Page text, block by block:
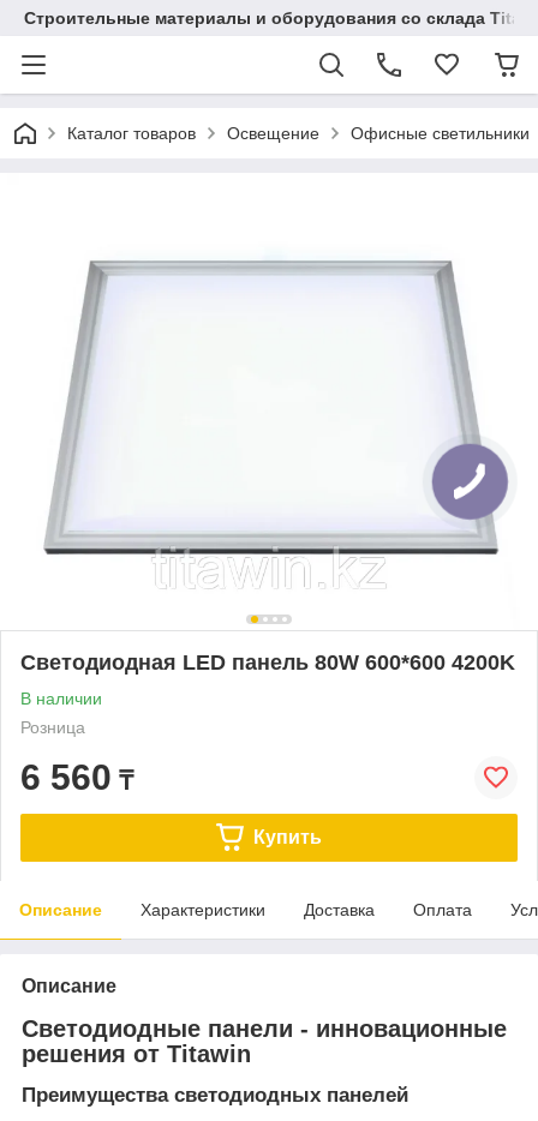
Строительные материалы и оборудования со склада
Каталог товаров Освещение Офисные светильники
Светодиодная LED панель 80W 600*600 4200K
В наличии
Розница
6 560 ₸
Купить
Описание Характеристики Доставка Оплата
Описание
Светодиодные панели - инновационные
решения от Titawin
Преимущества светодиодных панелей